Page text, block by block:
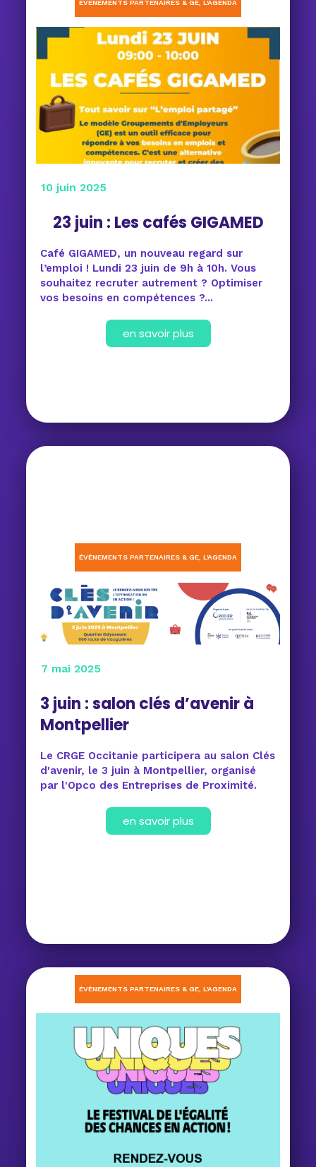
ÉVÈNEMENTS PARTENAIRES & GE L'AGENDA
10 juin 2025
23 juin : Les cafés GIGAMED
Café GIGAMED, un nouveau regard sur
l’emploi ! Lundi 23 juin de 9h à 10h. Vous
souhaitez recruter autrement ? Optimiser
vos besoins en compétences ?...
en savoir plus
ÉVÈNEMENTS PARTENAIRES & GE, L'AGENDA
7 mai 2025
3 juin : salon clés d’avenir à
Montpellier
Le CRGE Occitanie participera au salon Clés
d'avenir, le 3 juin à Montpellier, organisé
par l'Opco des Entreprises de Proximité.
en savoir plus
ÉVÈNEMENTS PARTENAIRES & GE, L'AGENDA